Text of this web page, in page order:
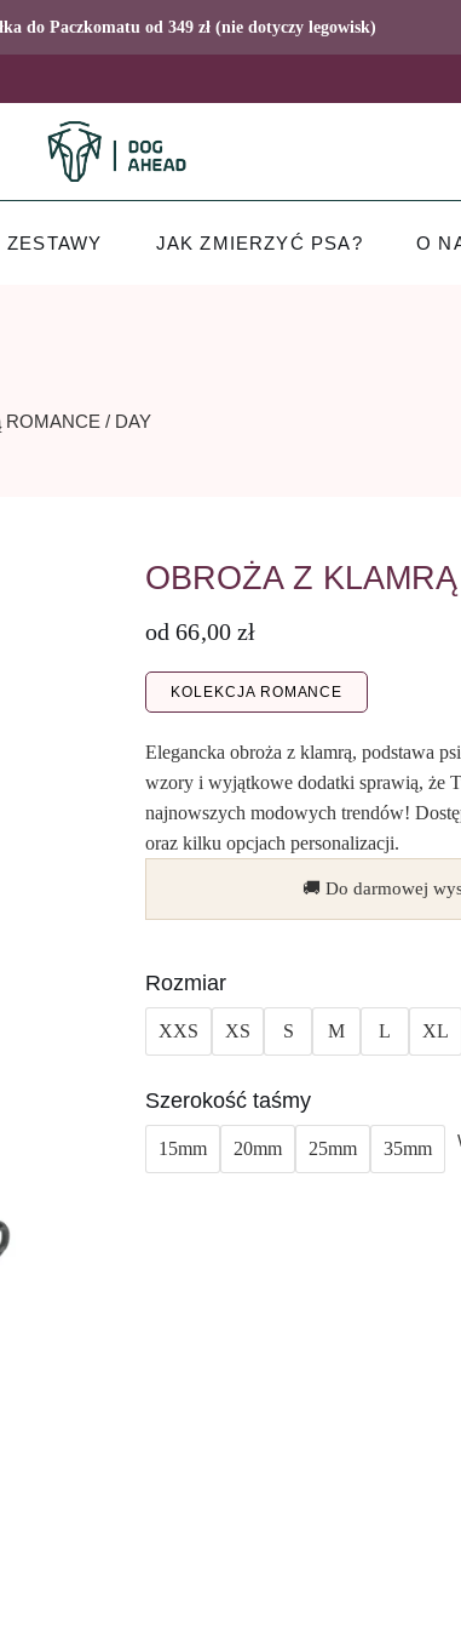
do Paczkomatu od 349 zł (nie dotyczy legowisk)
ZESTAWY JAK ZMIERZYĆ PSA? O
/ DAY
OBROŻA Z
od66,00 zł
KOLEKCJA ROMANCE
Elegancka obroża z klamrą, podstawa
wzory i wyjątkowe dodatki sprawią, że
najnowszych modowych trendów!
oraz kilku opcjach personalizacji.
🚚 Do darmowej
Rozmiar
XXS XS S M L XL
Szerokość taśmy
15mm 20mm 25mm 35mm